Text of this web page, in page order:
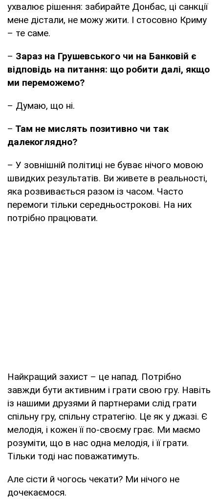
ухвалює рішення: забирайте Донбас, ці санкції
мене дістали, не можу жити. І стосовно Криму
– те саме.
– Зараз на Грушевського чи на Банковій є
відповідь на питання: що робити далі, якщо
ми переможемо?
– Думаю, що ні.
– Там не мислять позитивно чи так
далекоглядно?
– У зовнішній політиці не буває нічого мовою
швидких результатів. Ви живете в реальності,
яка розвивається разом із часом. Часто
перемоги тільки середньострокові. На них
потрібно працювати.
Найкращий захист – це напад. Потрібно
завжди бути активним і грати свою гру. Навіть
із нашими друзями й партнерами слід грати
спільну гру, спільну стратегію. Це як у джазі. Є
мелодія, і кожен її по-своєму грає. Ми маємо
розуміти, що в нас одна мелодія, і її грати.
Тільки тоді нас поважатимуть.
Але сісти й чогось чекати? Ми нічого не
дочекаємося.